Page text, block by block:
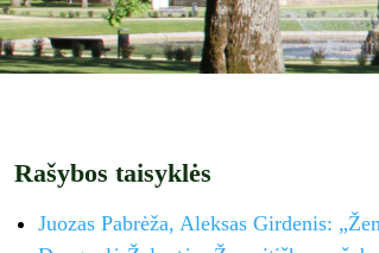
Rašybos taisyklės
Juozas Pabrėža, Aleksas Girdenis: